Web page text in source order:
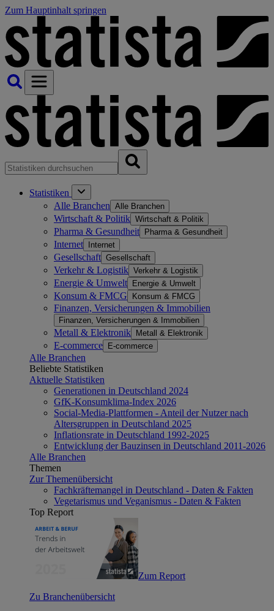
Zum Hauptinhalt springen
Statistiken
Alle Branchen Alle Branchen
Wirtschaft & Politik Wirtschaft & Politik
Pharma & Gesundheit Pharma & Gesundheit
Internet Internet
Gesellschaft Gesellschaft
Verkehr & Logistik Verkehr & Logistik
Energie & Umwelt Energie & Umwelt
Konsum & FMCG Konsum & FMCG
Finanzen, Versicherungen & Immobilien
Finanzen, Versicherungen & Immobilien
Metall & Elektronik Metall & Elektronik
E-commerce E-commerce
Alle Branchen
Beliebte Statistiken
Aktuelle Statistiken
Generationen in Deutschland 2024
GfK-Konsumklima-Index 2026
Social-Media-Plattformen - Anteil der Nutzer nach
Altersgruppen in Deutschland 2025
Inflationsrate in Deutschland 1992-2025
Entwicklung der Bauzinsen in Deutschland 2011-2026
Alle Branchen
Themen
Zur Themenübersicht
Fachkräftemangel in Deutschland - Daten & Fakten
Vegetarismus und Veganismus - Daten & Fakten
Top Report
Zum Report
Zu Branchenübersicht